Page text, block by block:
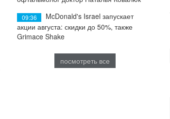
09:36
McDonald's Israel запускает
акции августа: скидки до 50%, также
Grimace Shake
посмотреть все